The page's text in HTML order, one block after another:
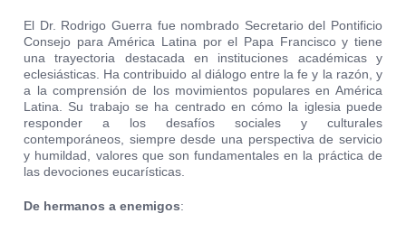
El Dr. Rodrigo Guerra fue nombrado Secretario del Pontificio
Consejo para América Latina por el Papa Francisco y tiene
una trayectoria destacada en instituciones académicas y
eclesiásticas. Ha contribuido al diálogo entre la fe y la razón, y
a la comprensión de los movimientos populares en América
Latina. Su trabajo se ha centrado en cómo la iglesia puede
responder a los desafíos sociales y culturales
contemporáneos, siempre desde una perspectiva de servicio
y humildad, valores que son fundamentales en la práctica de
las devociones eucarísticas​.
De hermanos a enemigos: